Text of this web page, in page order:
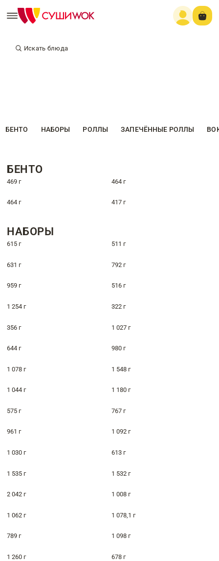
Искать блюда
БЕНТО НАБОРЫ РОЛЛЫ ЗАПЕЧЁННЫЕ РОЛЛЫ
БЕНТО
469 г 464 г
464 г 417 г
НАБОРЫ
615 г 511 г
631 г 792 г
959 г 516 г
1 254 г 322 г
356 г 1 027 г
644 г 980 г
1 078 г 1 548 г
1 044 г 1 180 г
575 г 767 г
961 г 1 092 г
1 030 г 613 г
1 535 г 1 532 г
2 042 г 1 008 г
1 062 г 1 078,1 г
789 г 1 098 г
1 260 г 678 г